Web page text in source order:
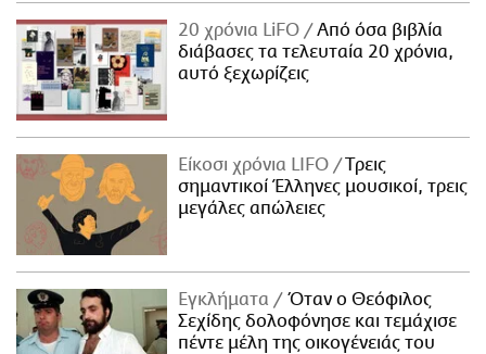
20 χρόνια LiFO
Από όσα βιβλία
διάβασες τα τελευταία 20 χρόνια,
αυτό ξεχωρίζεις
Είκοσι χρόνια LIFO
Tρεις
σημαντικοί Έλληνες μουσικοί, τρεις
μεγάλες απώλειες
Εγκλήματα
Όταν ο Θεόφιλος
Σεχίδης δολοφόνησε και τεμάχισε
πέντε μέλη της οικογένειάς του